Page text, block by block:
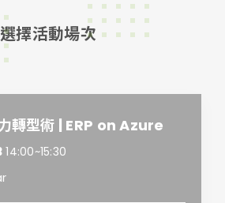
選擇活動場次
轉型術 | ERP on Azure
14:00~15:30